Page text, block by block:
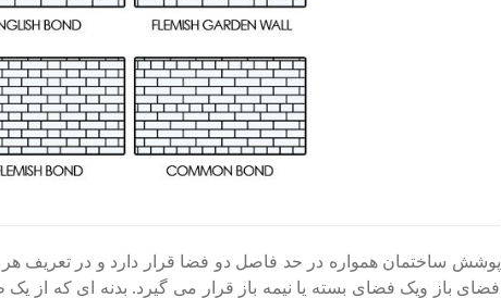
پوشش ساختمان همواره در حد فاصل دو فضا قرار دارد و در تعریف
فضای باز ویک فضای بسته یا نیمه باز قرار می گیرد. بدنه ای که